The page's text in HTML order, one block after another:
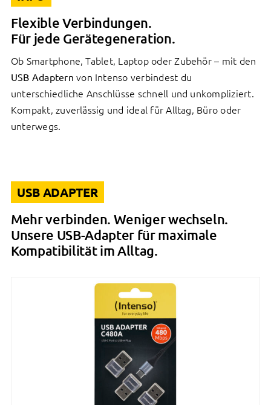
Flexible Verbindungen.
Für jede Gerätegeneration.
Ob Smartphone, Tablet, Laptop oder Zubehör – mit den
USB Adaptern von Intenso verbindest du
unterschiedliche Anschlüsse schnell und unkompliziert.
Kompakt, zuverlässig und ideal für Alltag, Büro oder
unterwegs.
USB ADAPTER
Mehr verbinden. Weniger wechseln.
Unsere USB-Adapter für maximale
Kompatibilität im Alltag.